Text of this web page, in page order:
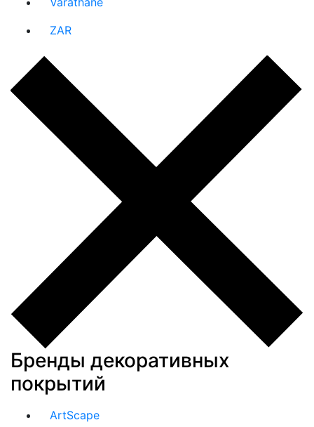
ZAR
Бренды декоративных
покрытий
ArtScape